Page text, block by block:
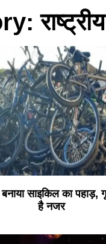
राष्ट्रीय
साइकिल का पहाड़,
है नजर